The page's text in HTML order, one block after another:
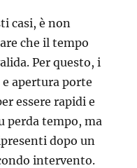
casi, è non
che il tempo
Per questo, i
apertura porte
essere rapidi e
perda tempo, ma
dopo un
intervento.